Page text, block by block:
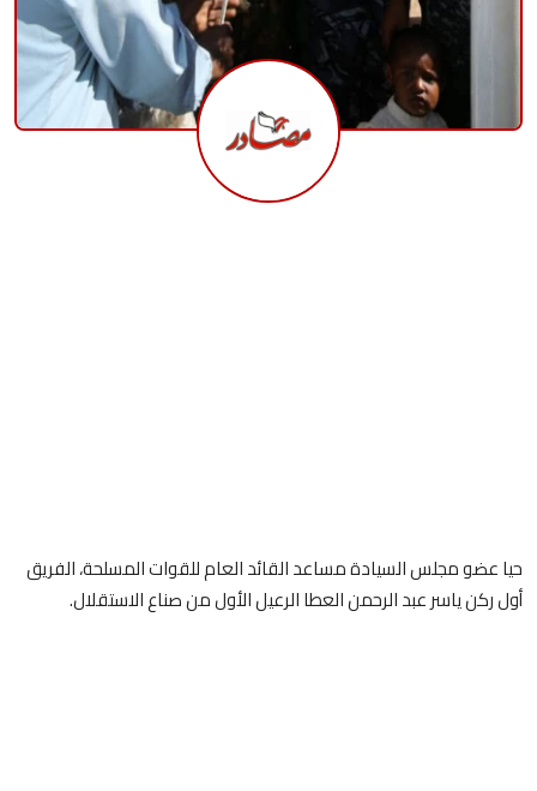
حيا عضو مجلس السيادة مساعد القائد العام للقوات المسلحة، الفريق
أول ركن ياسر عبد الرحمن العطا الرعيل الأول من صناع الاستقلال.